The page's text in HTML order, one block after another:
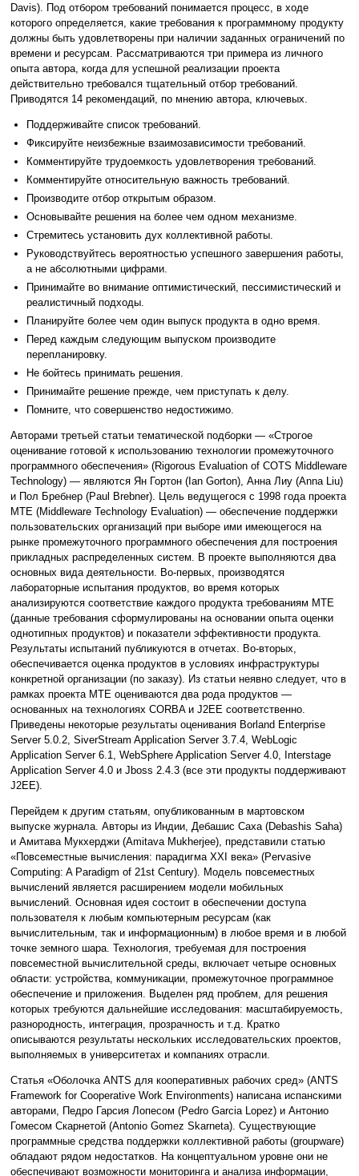
Davis). Под отбором требований понимается процесс, в ходе
которого определяется, какие требования к программному продукту
должны быть удовлетворены при наличии заданных ограничений по
времени и ресурсам. Рассматриваются три примера из личного
опыта автора, когда для успешной реализации проекта
действительно требовался тщательный отбор требований.
Приводятся 14 рекомендаций, по мнению автора, ключевых.
Поддерживайте список требований.
Фиксируйте неизбежные взаимозависимости требований.
Комментируйте трудоемкость удовлетворения требований.
Комментируйте относительную важность требований.
Производите отбор открытым образом.
Основывайте решения на более чем одном механизме.
Стремитесь установить дух коллективной работы.
Руководствуйтесь вероятностью успешного завершения работы,
а не абсолютными цифрами.
Принимайте во внимание оптимистический, пессимистический и
реалистичный подходы.
Планируйте более чем один выпуск продукта в одно время.
Перед каждым следующим выпуском производите
перепланировку.
Не бойтесь принимать решения.
Принимайте решение прежде, чем приступать к делу.
Помните, что совершенство недостижимо.
Авторами третьей статьи тематической подборки — «Строгое
оценивание готовой к использованию технологии промежуточного
программного обеспечения» (Rigorous Evaluation of COTS Middleware
Technology) — являются Ян Гортон (Ian Gorton), Анна Лиу (Anna Liu)
и Пол Бребнер (Paul Brebner). Цель ведущегося с 1998 года проекта
MTE (Middleware Technology Evaluation) — обеспечение поддержки
пользовательских организаций при выборе ими имеющегося на
рынке промежуточного программного обеспечения для построения
прикладных распределенных систем. В проекте выполняются два
основных вида деятельности. Во-первых, производятся
лабораторные испытания продуктов, во время которых
анализируются соответствие каждого продукта требованиям MTE
(данные требования сформулированы на основании опыта оценки
однотипных продуктов) и показатели эффективности продукта.
Результаты испытаний публикуются в отчетах. Во-вторых,
обеспечивается оценка продуктов в условиях инфраструктуры
конкретной организации (по заказу). Из статьи неявно следует, что в
рамках проекта MTE оцениваются два рода продуктов —
основанных на технологиях CORBA и J2EE соответственно.
Приведены некоторые результаты оценивания Borland Enterprise
Server 5.0.2, SiverStream Application Server 3.7.4, WebLogic
Application Server 6.1, WebSphere Application Server 4.0, Interstage
Application Server 4.0 и Jboss 2.4.3 (все эти продукты поддерживают
J2EE).
Перейдем к другим статьям, опубликованным в мартовском
выпуске журнала. Авторы из Индии, Дебашис Саха (Debashis Saha)
и Амитава Мукхерджи (Amitava Mukherjee), представили статью
«Повсеместные вычисления: парадигма XXI века» (Pervasive
Computing: A Paradigm of 21st Century). Модель повсеместных
вычислений является расширением модели мобильных
вычислений. Основная идея состоит в обеспечении доступа
пользователя к любым компьютерным ресурсам (как
вычислительным, так и информационным) в любое время и в любой
точке земного шара. Технология, требуемая для построения
повсеместной вычислительной среды, включает четыре основных
области: устройства, коммуникации, промежуточное программное
обеспечение и приложения. Выделен ряд проблем, для решения
которых требуются дальнейшие исследования: масштабируемость,
разнородность, интеграция, прозрачность и т.д. Кратко
описываются результаты нескольких исследовательских проектов,
выполняемых в университетах и компаниях отрасли.
Статья «Оболочка ANTS для кооперативных рабочих сред» (ANTS
Framework for Cooperative Work Environments) написана испанскими
авторами, Педро Гарсия Лопесом (Pedro Garcia Lopez) и Антонио
Гомесом Скарнетой (Antonio Gomez Skarneta). Существующие
программные средства поддержки коллективной работы (groupware)
обладают рядом недостатков. На концептуальном уровне они не
обеспечивают возможности мониторинга и анализа информации,